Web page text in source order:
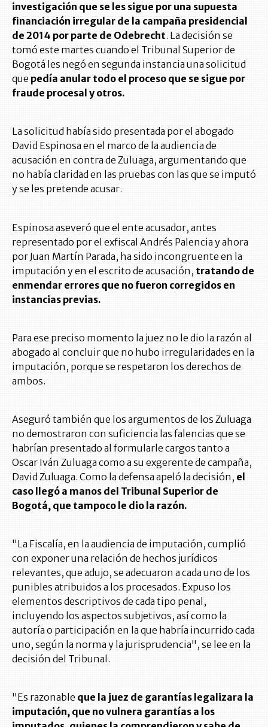
investigación que se les sigue por una supuesta
financiación irregular de la campaña presidencial
de 2014 por parte de Odebrecht. La decisión se
tomó este martes cuando el Tribunal Superior de
Bogotá les negó en segunda instancia una solicitud
que pedía anular todo el proceso que se sigue por
fraude procesal y otros.
La solicitud había sido presentada por el abogado
David Espinosa en el marco de la audiencia de
acusación en contra de Zuluaga, argumentando que
no había claridad en las pruebas con las que se imputó
y se les pretende acusar.
Espinosa aseveró que el ente acusador, antes
representado por el exfiscal Andrés Palencia y ahora
por Juan Martín Parada, ha sido incongruente en la
imputación y en el escrito de acusación, tratando de
enmendar errores que no fueron corregidos en
instancias previas.
Para ese preciso momento la juez no le dio la razón al
abogado al concluir que no hubo irregularidades en la
imputación, porque se respetaron los derechos de
ambos.
Aseguró también que los argumentos de los Zuluaga
no demostraron con suficiencia las falencias que se
habrían presentado al formularle cargos tanto a
Oscar Iván Zuluaga como a su exgerente de campaña,
David Zuluaga. Como la defensa apeló la decisión, el
caso llegó a manos del Tribunal Superior de
Bogotá, que tampoco le dio la razón.
"La Fiscalía, en la audiencia de imputación, cumplió
con exponer una relación de hechos jurídicos
relevantes, que adujo, se adecuaron a cada uno de los
punibles atribuidos a los procesados. Expuso los
elementos descriptivos de cada tipo penal,
incluyendo los aspectos subjetivos, así como la
autoría o participación en la que habría incurrido cada
uno, según la norma y la jurisprudencia", se lee en la
decisión del Tribunal.
"Es razonable que la juez de garantías legalizara la
imputación, que no vulnera garantías a los